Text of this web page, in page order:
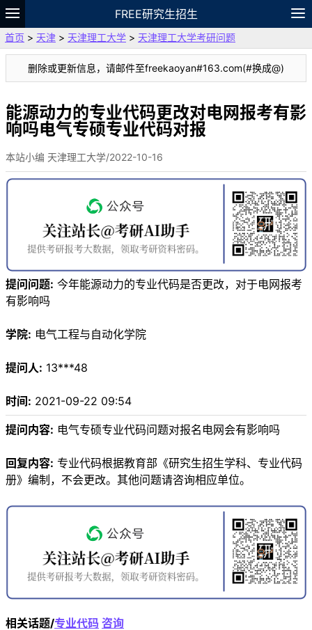
FREE研究生招生
题库
故事 专题 APP 笔记
论坛
VIP
资料
首页 > 天津 > 天津理工大学 > 天津理工大学考研问题
删除或更新信息，请邮件至freekaoyan#163.com(#换成@)
能源动力的专业代码更改对电网报考有影
响吗电气专硕专业代码对报
本站小编 天津理工大学/2022-10-16
提问问题: 今年能源动力的专业代码是否更改，对于电网报考
有影响吗
学院: 电气工程与自动化学院
提问人: 13***48
时间: 2021-09-22 09:54
提问内容: 电气专硕专业代码问题对报名电网会有影响吗
回复内容: 专业代码根据教育部《研究生招生学科、专业代码
册》编制，不会更改。其他问题请咨询相应单位。
相关话题/专业代码 咨询